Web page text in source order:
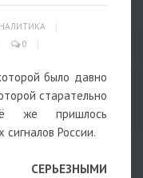
0
было давно
старательно
же пришлось
сигналов России.